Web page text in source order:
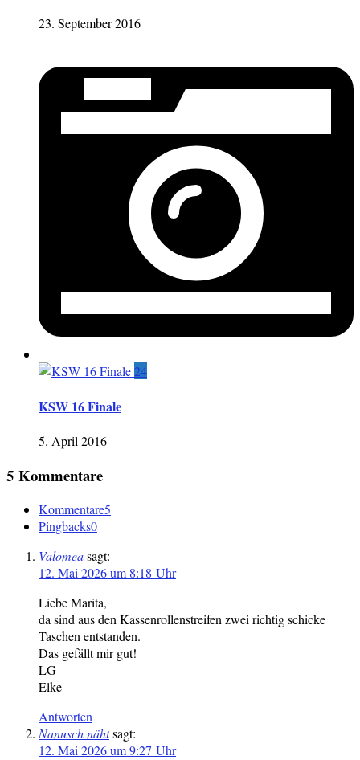
23. September 2016
24
KSW 16 Finale
5. April 2016
5 Kommentare
Kommentare5
Pingbacks0
Valomeasagt:
12. Mai 2026 um 8:18 Uhr
Liebe Marita,
da sind aus den Kassenrollenstreifen zwei richtig schicke
Taschen entstanden.
Das gefällt mir gut!
LG
Elke
Antworten
Nanusch nähtsagt:
12. Mai 2026 um 9:27 Uhr